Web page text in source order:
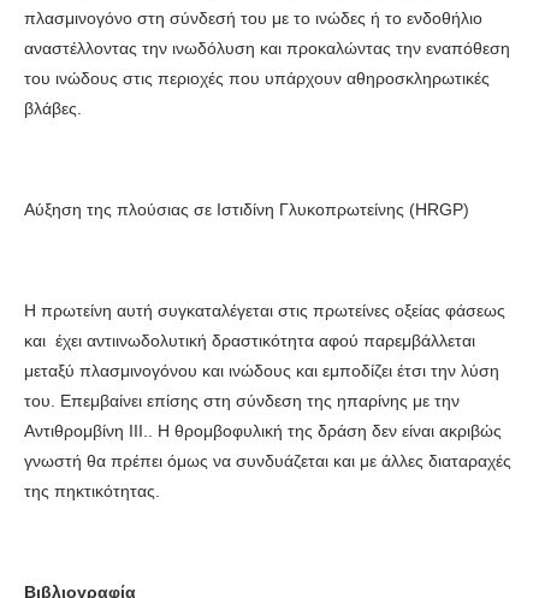
πλασμινογόνο στη σύνδεσή του με το ινώδες ή το ενδοθήλιο
αναστέλλοντας την ινωδόλυση και προκαλώντας την εναπόθεση
του ινώδους στις περιοχές που υπάρχουν αθηροσκληρωτικές
βλάβες.
Αύξηση της πλούσιας σε Ιστιδίνη Γλυκοπρωτείνης (HRGP)
Η πρωτείνη αυτή συγκαταλέγεται στις πρωτείνες οξείας φάσεως
και έχει αντιινωδολυτική δραστικότητα αφού παρεμβάλλεται
μεταξύ πλασμινογόνου και ινώδους και εμποδίζει έτσι την λύση
του. Επεμβαίνει επίσης στη σύνδεση της ηπαρίνης με την
Αντιθρομβίνη ΙΙΙ.. Η θρομβοφυλική της δράση δεν είναι ακριβώς
γνωστή θα πρέπει όμως να συνδυάζεται και με άλλες διαταραχές
της πηκτικότητας.
Βιβλιογραφία